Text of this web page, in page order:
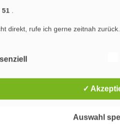
(RSS)
: Marketing & SEO Agentur Hamburg :
Hamburg Marketing Werbung Internet
51 .
direkt, rufe ich gerne zeitnah zurück.
✓
Auswahl